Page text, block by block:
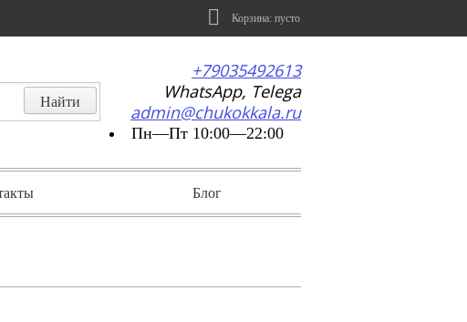
Корзина: пусто
+79035492613
WhatsApp, Telega
admin@chukokkala.ru
Пн—Пт 10:00—22:00
Блог